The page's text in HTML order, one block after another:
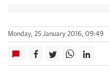
Monday, 25 January 2016, 09:49